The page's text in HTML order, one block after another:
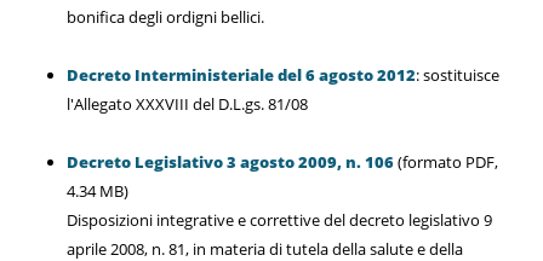
bonifica degli ordigni bellici.
Decreto Interministeriale del 6 agosto 2012: sostituisce
l'Allegato XXXVIII del D.L.gs. 81/08
Decreto Legislativo 3 agosto 2009, n. 106(formato PDF,
4.34 MB)
Disposizioni integrative e correttive del decreto legislativo 9
aprile 2008, n. 81, in materia di tutela della salute e della